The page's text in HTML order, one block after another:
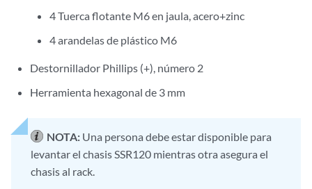
4 Tuerca flotante M6 en jaula, acero+zinc
4 arandelas de plástico M6
Destornillador Phillips (+), número 2
Herramienta hexagonal de 3 mm
NOTA: Una persona debe estar disponible para
levantar el chasis SSR120 mientras otra asegura el
chasis al rack.